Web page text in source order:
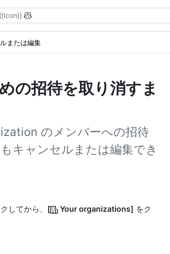
または編集
の招待を取り消すま
のメンバーへの招待
キャンセルまたは編集でき
してから、 [ Your organizations] をク